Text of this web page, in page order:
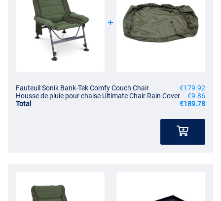
Fauteuil Sonik Bank-Tek Comfy Couch Chair
€179.92
Housse de pluie pour chaise Ultimate Chair Rain Cover
€9.86
Total
€189.78